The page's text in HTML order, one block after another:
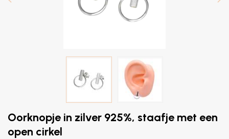
Oorknopje in zilver 925%, staafje met een
open cirkel